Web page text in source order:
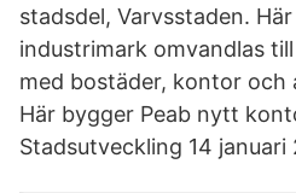
stadsdel, Varvsstaden.
industrimark omvandlas
med bostäder, kontor och
Här bygger Peab nytt
Stadsutveckling 14 januari